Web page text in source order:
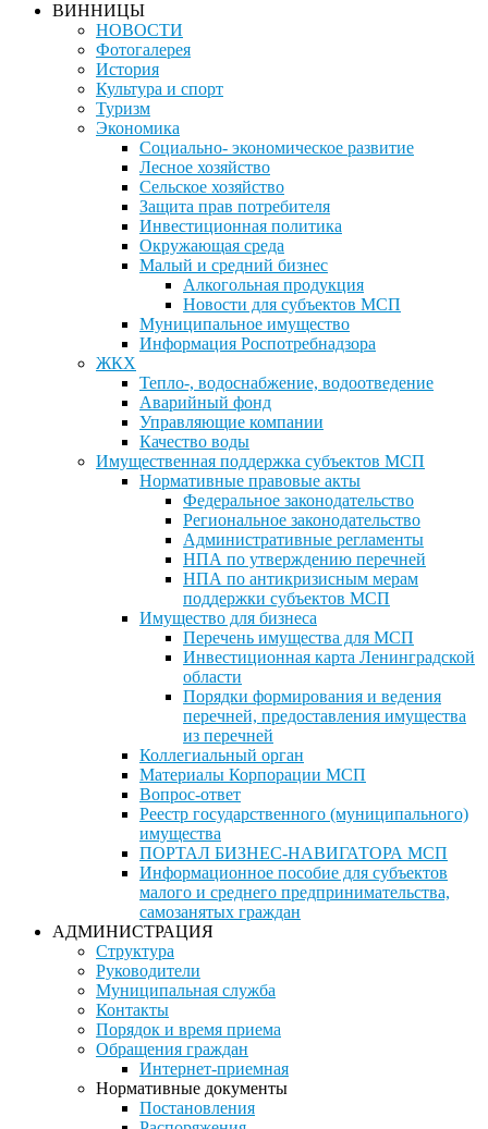
ВИННИЦЫ
НОВОСТИ
Фотогалерея
История
Культура и спорт
Туризм
Экономика
Социально- экономическое развитие
Лесное хозяйство
Сельское хозяйство
Защита прав потребителя
Инвестиционная политика
Окружающая среда
Малый и средний бизнес
Алкогольная продукция
Новости для субъектов МСП
Муниципальное имущество
Информация Роспотребнадзора
ЖКХ
Тепло-, водоснабжение, водоотведение
Аварийный фонд
Управляющие компании
Качество воды
Имущественная поддержка субъектов МСП
Нормативные правовые акты
Федеральное законодательство
Региональное законодательство
Административные регламенты
НПА по утверждению перечней
НПА по антикризисным мерам
поддержки субъектов МСП
Имущество для бизнеса
Перечень имущества для МСП
Инвестиционная карта Ленинградской
области
Порядки формирования и ведения
перечней, предоставления имущества
из перечней
Коллегиальный орган
Материалы Корпорации МСП
Вопрос-ответ
Реестр государственного (муниципального)
имущества
ПОРТАЛ БИЗНЕС-НАВИГАТОРА МСП
Информационное пособие для субъектов
малого и среднего предпринимательства,
самозанятых граждан
АДМИНИСТРАЦИЯ
Структура
Руководители
Муниципальная служба
Контакты
Порядок и время приема
Обращения граждан
Интернет-приемная
Нормативные документы
Постановления